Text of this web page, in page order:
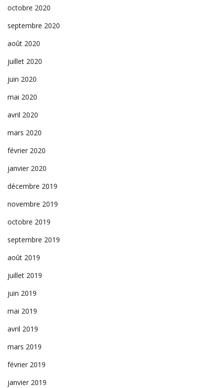
octobre 2020
septembre 2020
août 2020
juillet 2020
juin 2020
mai 2020
avril 2020
mars 2020
février 2020
janvier 2020
décembre 2019
novembre 2019
octobre 2019
septembre 2019
août 2019
juillet 2019
juin 2019
mai 2019
avril 2019
mars 2019
février 2019
janvier 2019